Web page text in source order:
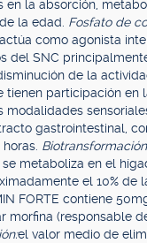
en la absorción,
la edad. Fosfato de
como agonista
del SNC
de la
tienen participación en
modalidades
gastrointestinal,
metaboliza en el
el 10% de
FORTE contiene
morfina (responsable
el valor medio de